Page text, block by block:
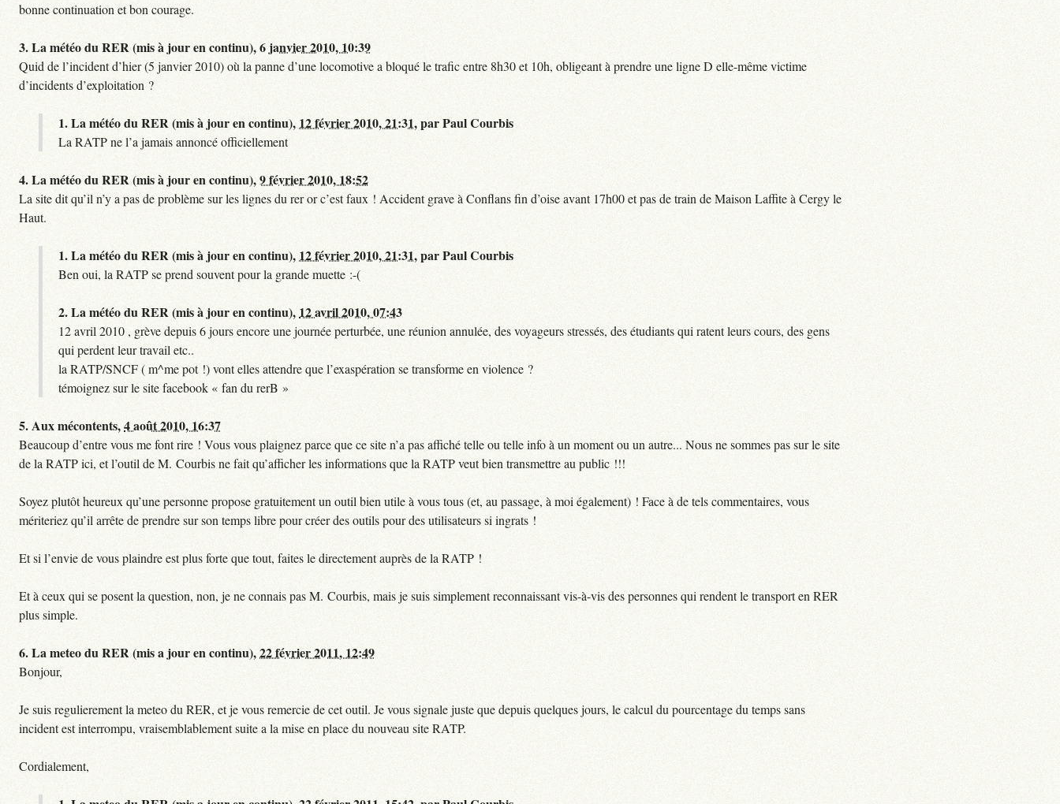
bonne continuation et bon courage.
3.La météo du RER (mis à jour en continu),6 janvier 2010, 10:39
Quid de l’incident d’hier (5 janvier 2010) où la panne d’une locomotive a bloqué le trafic entre 8h30 et 10h, obligeant à prendre une ligne D elle-même victime
d’incidents d’exploitation ?
1.La météo du RER (mis à jour en continu), 12 février 2010, 21:31,parPaul Courbis
La RATP ne l’a jamais annoncé officiellement
4.La météo du RER (mis à jour en continu),9 février 2010, 18:52
La site dit qu’il n’y a pas de problème sur les lignes du rer or c’est faux ! Accident grave à Conflans fin d’oise avant 17h00 et pas de train de Maison Laffite à Cergy le
Haut.
1.La météo du RER (mis à jour en continu), 12 février 2010, 21:31,parPaul Courbis
Ben oui, la RATP se prend souvent pour la grande muette :-(
2.La météo du RER (mis à jour en continu), 12 avril 2010, 07:43
12 avril 2010 , grève depuis 6 jours encore une journée perturbée, une réunion annulée, des voyageurs stressés, des étudiants qui ratent leurs cours, des gens
qui perdent leur travail etc..
la RATP/SNCF ( m^me pot !) vont elles attendre que l’exaspération se transforme en violence ?
témoignez sur le site facebook « fan du rerB »
5.Aux mécontents,4 août 2010, 16:37
Beaucoup d’entre vous me font rire ! Vous vous plaignez parce que ce site n’a pas affiché telle ou telle info à un moment ou un autre... Nous ne sommes pas sur le site
de la RATP ici, et l’outil de M. Courbis ne fait qu’afficher les informations que la RATP veut bien transmettre au public !!!
Soyez plutôt heureux qu’une personne propose gratuitement un outil bien utile à vous tous (et, au passage, à moi également) ! Face à de tels commentaires, vous
mériteriez qu’il arrête de prendre sur son temps libre pour créer des outils pour des utilisateurs si ingrats !
Et si l’envie de vous plaindre est plus forte que tout, faites le directement auprès de la RATP !
Et à ceux qui se posent la question, non, je ne connais pas M. Courbis, mais je suis simplement reconnaissant vis-à-vis des personnes qui rendent le transport en RER
plus simple.
6.La meteo du RER (mis a jour en continu),22 février 2011, 12:49
Bonjour,
Je suis regulierement la meteo du RER, et je vous remercie de cet outil. Je vous signale juste que depuis quelques jours, le calcul du pourcentage du temps sans
incident est interrompu, vraisemblablement suite a la mise en place du nouveau site RATP.
Cordialement,